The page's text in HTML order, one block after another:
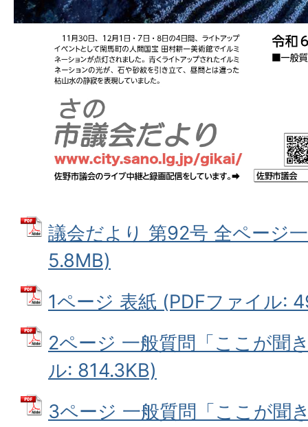
議会だより 第92号 全ページ
5.8MB)
1ページ 表紙 (PDFファイル:
2ページ 一般質問「ここが聞
ル: 814.3KB)
3ページ 一般質問「ここが聞